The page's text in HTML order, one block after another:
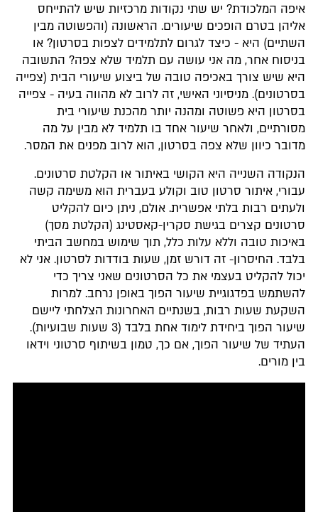
איפה המלכודת? יש שתי נקודות מרכזיות שיש להתייחס
אליהן בטרם הופכים שיעורים. הראשונה (והפשוטה מבין
השתיים) היא - כיצד לגרום לתלמידים לצפות בסרטון? או
בניסוח אחר, מה אני עושה עם תלמיד שלא צפה? התשובה
היא שיש צורך באכיפה טובה של ביצוע שיעורי הבית (צפייה
בסרטונים). מניסיוני האישי, זה לרוב לא מהווה בעיה - צפייה
בסרטון היא פשוטה ומהנה יותר מהכנת שיעורי בית
מסורתיים, ולאחר שיעור אחד בו תלמיד לא מבין על מה
מדובר כיוון שלא צפה בסרטון, הוא לרוב מפנים את המסר.
הנקודה השנייה היא הקושי באיתור או הקלטת סרטונים.
עבורי, איתור סרטון טוב וקולע בעברית הוא משימה קשה
ולעתים רבות בלתי אפשרית. אולם, ניתן כיום להקליט
סרטונים קצרים בגישת סקרין-קאסטינג (הקלטת מסך)
באיכות טובה וללא עלות כלל, תוך שימוש במחשב הביתי
בלבד. החיסרון- זה דורש זמן, שעות בודדות לסרטון. אני לא
יכול להקליט בעצמי את כל הסרטונים שאני צריך כדי
להשתמש בפדגוגיית שיעור הפוך באופן נרחב. למרות
השקעת שעות רבות, בשנתיים האחרונות הצלחתי ליישם
שיעור הפוך ביחידת לימוד אחת בלבד (3 שעות שבועיות).
העתיד של שיעור הפוך, אם כך, טמון בשיתוף סרטוני וידאו
בין מורים.